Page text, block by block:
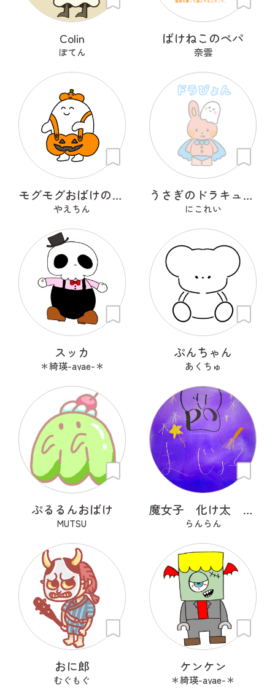
Colin
ぽてん
ばけねこのペパ
奈雲
モグモグおばけのプラン・プー
やえちん
うさぎのドラキュラ「ドラぴょん」
にこれい
スッカ
＊綺瑛-ayae-＊
ぷんちゃん
あくちゅ
ぷるるんおばけ
MUTSU
魔女子 化け太 かぼっち
らんらん
おに郎
むぐもぐ
ケンケン
＊綺瑛-ayae-＊